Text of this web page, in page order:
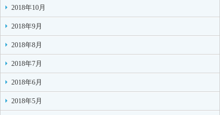
2018年10月
2018年9月
2018年8月
2018年7月
2018年6月
2018年5月